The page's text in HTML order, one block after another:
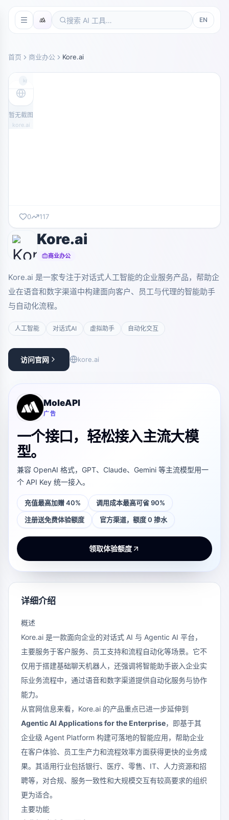
EN
首页 商业办公 Kore.ai
kore.ai
暂无截图
kore.ai
0 117
Kore.ai
商业办公
Kore.ai 是一家专注于对话式人工智能的企业服务产品，帮助企
业在语音和数字渠道中构建面向客户、员工与代理的智能助手
与自动化流程。
人工智能 对话式AI 虚拟助手 自动化交互
访问官网 kore.ai
MoleAPI
广告
一个接口，轻松接入主流大模
型。
兼容 OpenAI 格式，GPT、Claude、Gemini 等主流模型用一
个 API Key 统一接入。
充值最高加赠 40% 调用成本最高可省 90%
注册送免费体验额度 官方渠道，额度 0 掺水
领取体验额度
详细介绍
概述
Kore.ai 是一款面向企业的对话式 AI 与 Agentic AI 平台，
主要服务于客户服务、员工支持和流程自动化等场景。它不
仅用于搭建基础聊天机器人，还强调将智能助手嵌入企业实
际业务流程中，通过语音和数字渠道提供自动化服务与协作
能力。
从官网信息来看，Kore.ai 的产品重点已进一步延伸到
Agentic AI Applications for the Enterprise，即基于其
企业级 Agent Platform 构建可落地的智能应用，帮助企业
在客户体验、员工生产力和流程效率方面获得更快的业务成
果。其适用行业包括银行、医疗、零售、IT、人力资源和招
聘等，对合规、服务一致性和大规模交互有较高要求的组织
更为适合。
主要功能